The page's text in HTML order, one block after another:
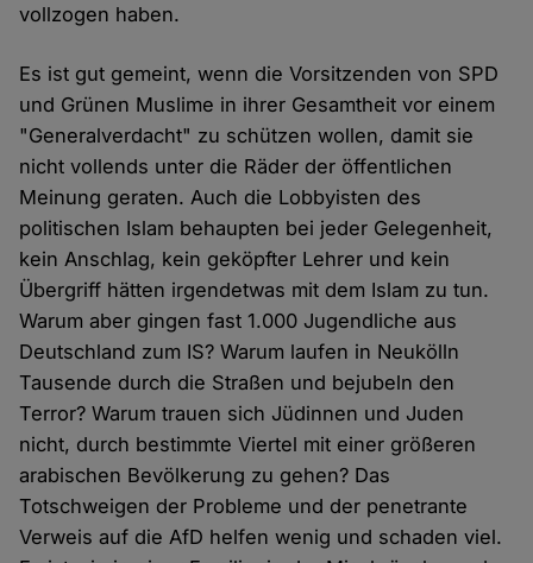
vollzogen haben.
Es ist gut gemeint, wenn die Vorsitzenden von SPD
und Grünen Muslime in ihrer Gesamtheit vor einem
"Generalverdacht" zu schützen wollen, damit sie
nicht vollends unter die Räder der öffentlichen
Meinung geraten. Auch die Lobbyisten des
politischen Islam behaupten bei jeder Gelegenheit,
kein Anschlag, kein geköpfter Lehrer und kein
Übergriff hätten irgendetwas mit dem Islam zu tun.
Warum aber gingen fast 1.000 Jugendliche aus
Deutschland zum IS? Warum laufen in Neukölln
Tausende durch die Straßen und bejubeln den
Terror? Warum trauen sich Jüdinnen und Juden
nicht, durch bestimmte Viertel mit einer größeren
arabischen Bevölkerung zu gehen? Das
Totschweigen der Probleme und der penetrante
Verweis auf die AfD helfen wenig und schaden viel.